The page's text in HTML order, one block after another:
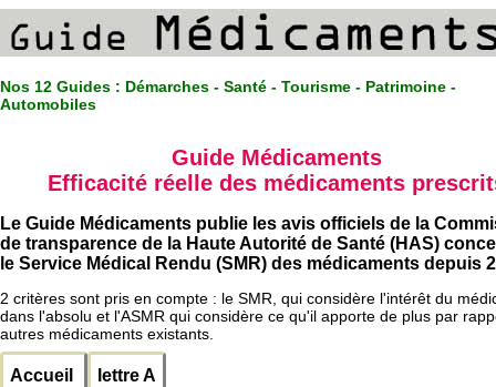
Nos 12 Guides : Démarches - Santé - Tourisme - Patrimoine -
Automobiles
Guide Médicaments
Efficacité réelle des médicaments
Le Guide Médicaments publie les avis officiels de la
de transparence de la Haute Autorité de Santé (HAS)
le Service Médical Rendu (SMR) des médicaments depuis
2 critères sont pris en compte : le SMR, qui considère l'intérêt du
dans l'absolu et l'ASMR qui considère ce qu'il apporte de plus par
autres médicaments existants.
Accueil lettre A